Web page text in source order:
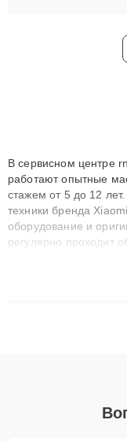
В сервисном центре
работают опытные
стажем от 5 до 12
техники бренда
оборудование и
регулярно проходит
технику с